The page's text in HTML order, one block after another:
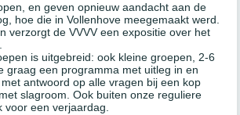
en geven opnieuw aandacht aan de
hoe die in Vollenhove meegemaakt werd.
verzorgt de VVVV een expositie over het
is uitgebreid: ook kleine groepen, 2-6
graag een programma met uitleg in en
antwoord op alle vragen bij een kop
slagroom. Ook buiten onze reguliere
voor een verjaardag.